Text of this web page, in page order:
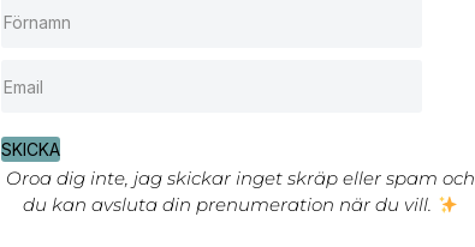
SKICKA
Oroa dig inte, jag skickar inget skräp eller spam och
du kan avsluta din prenumeration när du vill.